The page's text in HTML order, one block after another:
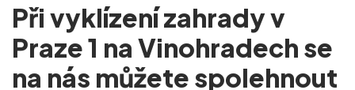
Při vyklízení zahrady v
Praze 1 na Vinohradech se
na nás můžete spolehnout